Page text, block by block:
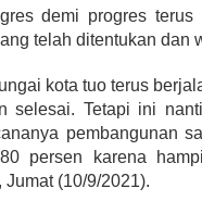
demi progres
telah ditentukan dan
kota tuo terus
selesai. Tetapi ini
pembangunan
persen karena
Jumat (10/9/2021).